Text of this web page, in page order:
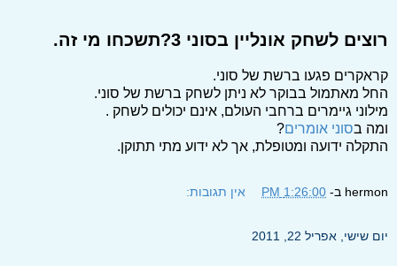
רוצים לשחק אונליין בסוני 3?תשכחו מי זה.
קראקרים פגעו ברשת של סוני.
החל מאתמול בבוקר לא ניתן לשחק ברשת של סוני.
מילוני גיימרים ברחבי העולם, אינם יכולים לשחק .
ומה בסוני אומרים?
התקלה ידועה ומטופלת, אך לא ידוע מתי תתוקן.
hermon ב- 1:26:00 PM אין תגובות:
יום שישי, אפריל 22, 2011